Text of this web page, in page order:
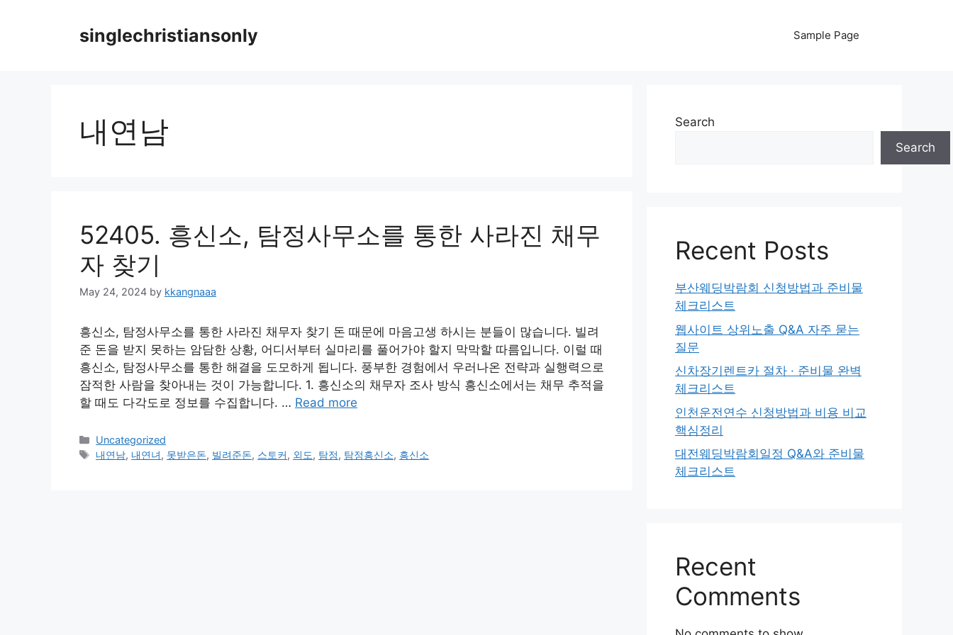
singlechristiansonly Sample Page
내연남
52405. 흥신소, 탐정사무소를 통한 사라진 채무
자 찾기
May 24, 2024 by kkangnaaa
흥신소, 탐정사무소를 통한 사라진 채무자 찾기 돈 때문에 마음고생 하시는 분들이 많습니다. 빌려
준 돈을 받지 못하는 암담한 상황, 어디서부터 실마리를 풀어가야 할지 막막할 따름입니다. 이럴 때
흥신소, 탐정사무소를 통한 해결을 도모하게 됩니다. 풍부한 경험에서 우러나온 전략과 실행력으로
잠적한 사람을 찾아내는 것이 가능합니다. 1. 흥신소의 채무자 조사 방식 흥신소에서는 채무 추적을
할 때도 다각도로 정보를 수집합니다. … Read more
Categories
Uncategorized
Tags
내연남, 내연녀, 못받은돈, 빌려준돈, 스토커, 외도, 탐정, 탐정흥신소, 흥신소
Search
Search
Recent Posts
부산웨딩박람회 신청방법과 준비물
체크리스트
웹사이트 상위노출 Q&A 자주 묻는
질문
신차장기렌트카 절차 · 준비물 완벽
체크리스트
인천운전연수 신청방법과 비용 비교
핵심정리
대전웨딩박람회일정 Q&A와 준비물
체크리스트
Recent
Comments